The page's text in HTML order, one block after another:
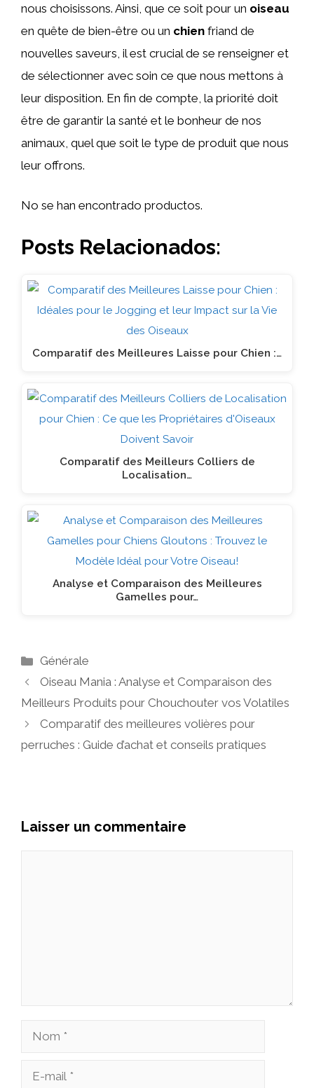
nous choisissons. Ainsi, que ce soit pour un oiseau
en quête de bien-être ou un chien friand de
nouvelles saveurs, il est crucial de se renseigner et
de sélectionner avec soin ce que nous mettons à
leur disposition. En fin de compte, la priorité doit
être de garantir la santé et le bonheur de nos
animaux, quel que soit le type de produit que nous
leur offrons.
No se han encontrado productos.
Posts Relacionados:
Comparatif des Meilleures Laisse pour Chien :…
Comparatif des Meilleurs Colliers de
Localisation…
Analyse et Comparaison des Meilleures
Gamelles pour…
Catégories
Générale
Oiseau Mania : Analyse et Comparaison des
Meilleurs Produits pour Chouchouter vos Volatiles
Comparatif des meilleures volières pour
perruches : Guide d’achat et conseils pratiques
Laisser un commentaire
Nom